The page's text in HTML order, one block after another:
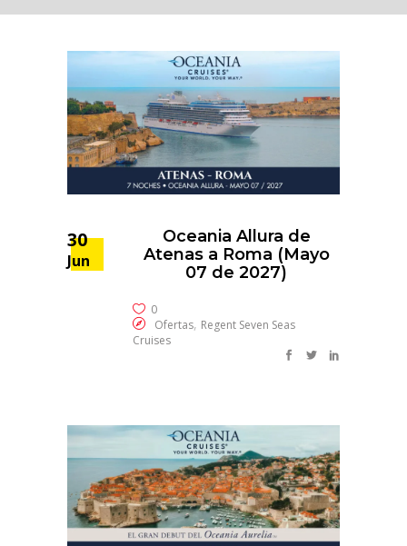
30
Jun
Oceania Allura de
Atenas a Roma (Mayo
07 de 2027)
0
Ofertas, Regent Seven Seas
Cruises